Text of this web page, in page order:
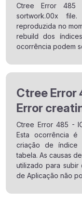
Ctree Error
sortwork.00x
reproduzida no
rebuild dos
ocorrência podem
Ctree Error
Error
Ctree Error 485 -
Esta ocorrência é
criação de índice
tabela. As causas
utilizado para
de Aplicação não